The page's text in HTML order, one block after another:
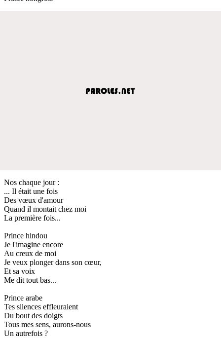
Nos chaque jour :
... Il était une fois
Des vœux d'amour
Quand il montait chez moi
La première fois...
Prince hindou
Je l'imagine encore
Au creux de moi
Je veux plonger dans son cœur,
Et sa voix
Me dit tout bas...
Prince arabe
Tes silences effleuraient
Du bout des doigts
Tous mes sens, aurons-nous
Un autrefois ?